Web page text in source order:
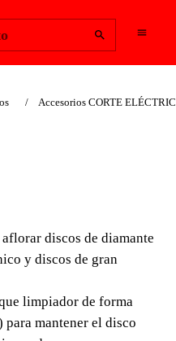
Accesorios CORTE
RUBI
discos de diamante
y discos de gran
discos de diamante
y discos de gran
limpiador de forma
mantener el disco